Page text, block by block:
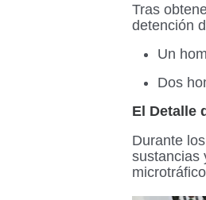
Tras
detención
Un
Dos
El Detalle
Durante
sustancias